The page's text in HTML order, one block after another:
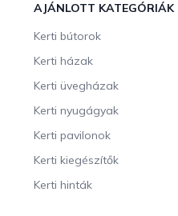
AJÁNLOTT KATEGÓRIÁK
Kerti bútorok
Kerti házak
Kerti üvegházak
Kerti nyugágyak
Kerti pavilonok
Kerti kiegészítők
Kerti hinták